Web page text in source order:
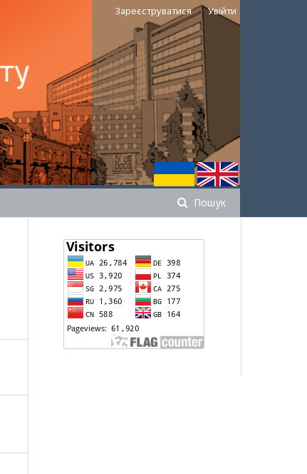
Пошук
Зареєструватися Увійти